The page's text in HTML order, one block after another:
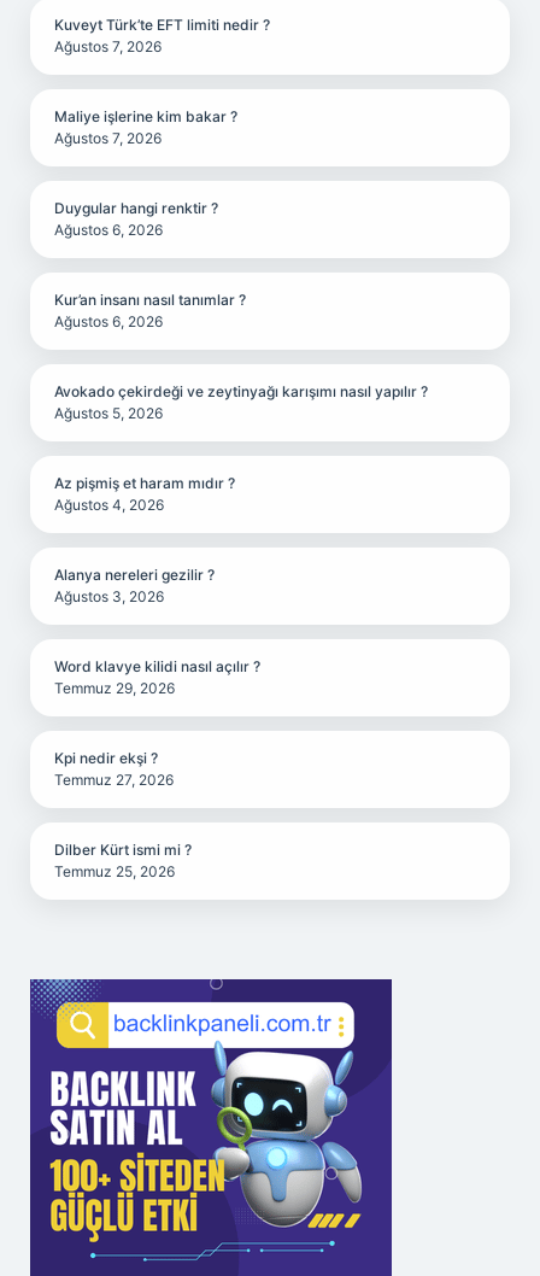
Kuveyt Türk’te EFT limiti nedir ?
Ağustos 7, 2026
Maliye işlerine kim bakar ?
Ağustos 7, 2026
Duygular hangi renktir ?
Ağustos 6, 2026
Kur’an insanı nasıl tanımlar ?
Ağustos 6, 2026
Avokado çekirdeği ve zeytinyağı karışımı nasıl yapılır ?
Ağustos 5, 2026
Az pişmiş et haram mıdır ?
Ağustos 4, 2026
Alanya nereleri gezilir ?
Ağustos 3, 2026
Word klavye kilidi nasıl açılır ?
Temmuz 29, 2026
Kpi nedir ekşi ?
Temmuz 27, 2026
Dilber Kürt ismi mi ?
Temmuz 25, 2026